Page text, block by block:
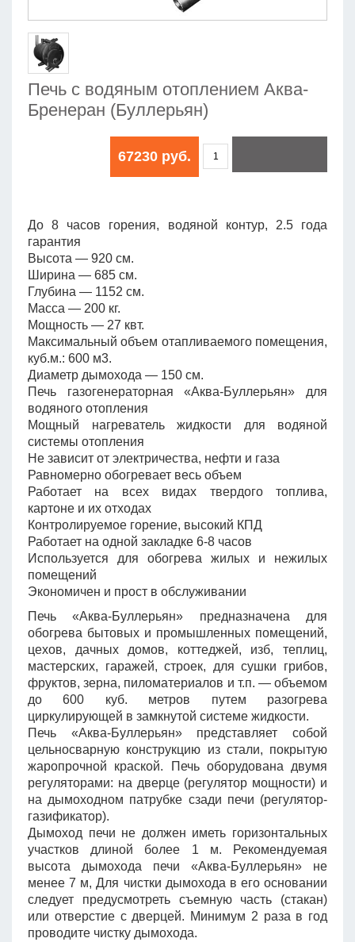
Печь с водяным отоплением Аква-
Бренеран (Буллерьян)
67230 руб.
До 8 часов горения, водяной контур, 2.5 года
гарантия
Высота — 920 см.
Ширина — 685 см.
Глубина — 1152 см.
Масса — 200 кг.
Мощность — 27 квт.
Максимальный объем отапливаемого помещения,
куб.м.: 600 м3.
Диаметр дымохода — 150 см.
Печь газогенераторная «Аква-Буллерьян» для
водяного отопления
Мощный нагреватель жидкости для водяной
системы отопления
Не зависит от электричества, нефти и газа
Равномерно обогревает весь объем
Работает на всех видах твердого топлива,
картоне и их отходах
Контролируемое горение, высокий КПД
Работает на одной закладке 6-8 часов
Используется для обогрева жилых и нежилых
помещений
Экономичен и прост в обслуживании
Печь «Аква-Буллерьян» предназначена для
обогрева бытовых и промышленных помещений,
цехов, дачных домов, коттеджей, изб, теплиц,
мастерских, гаражей, строек, для сушки грибов,
фруктов, зерна, пиломатериалов и т.п. — объемом
до 600 куб. метров путем разогрева
циркулирующей в замкнутой системе жидкости.
Печь «Аква-Буллерьян» представляет собой
цельносварную конструкцию из стали, покрытую
жаропрочной краской. Печь оборудована двумя
регуляторами: на дверце (регулятор мощности) и
на дымоходном патрубке сзади печи (регулятор-
газификатор).
Дымоход печи не должен иметь горизонтальных
участков длиной более 1 м. Рекомендуемая
высота дымохода печи «Аква-Буллерьян» не
менее 7 м, Для чистки дымохода в его основании
следует предусмотреть съемную часть (стакан)
или отверстие с дверцей. Минимум 2 раза в год
проводите чистку дымохода.